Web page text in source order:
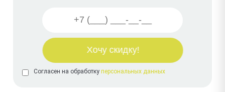
Согласен на обработку персональных данных